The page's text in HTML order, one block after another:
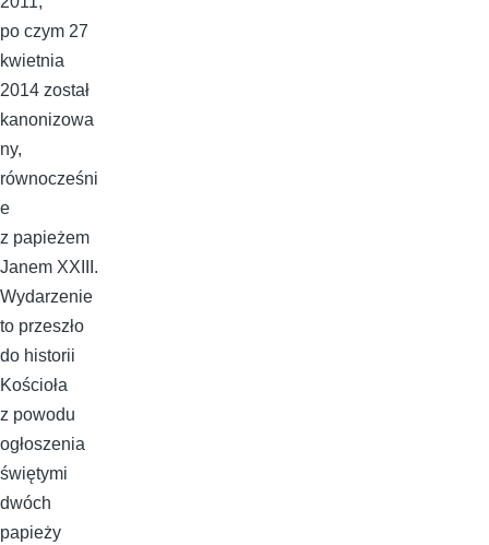
po czym 27
kwietnia
2014 został
kanonizowa
ny,
równocześni
e
z papieżem
Janem XXIII.
Wydarzenie
to przeszło
do historii
Kościoła
z powodu
ogłoszenia
świętymi
dwóch
papieży